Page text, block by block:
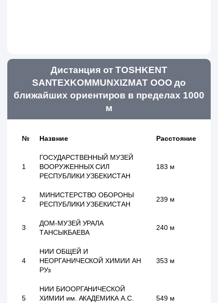
Дистанция от TOSHKENT
SANTEXKOMMUNXIZMAT ООО до
ближайших ориентиров в пределах 1000
м
№ Назвние Расстояние
1
ГОСУДАРСТВЕННЫЙ МУЗЕЙ
ВООРУЖЕННЫХ СИЛ
РЕСПУБЛИКИ УЗБЕКИСТАН
183 м
2
МИНИСТЕРСТВО ОБОРОНЫ
РЕСПУБЛИКИ УЗБЕКИСТАН
239 м
3
ДОМ-МУЗЕЙ УРАЛА
ТАНСЫКБАЕВА
240 м
4
НИИ ОБЩЕЙ И
НЕОРГАНИЧЕСКОЙ ХИМИИ АН
РУз
353 м
5
НИИ БИООРГАНИЧЕСКОЙ
ХИМИИ им. АКАДЕМИКА А.С.
549 м